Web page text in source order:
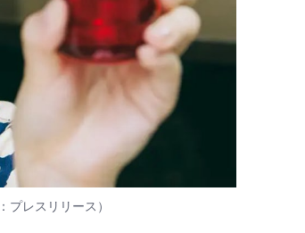
プレスリリース ）